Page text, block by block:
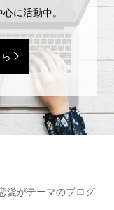
に活動中。
愛がテーマのブログ